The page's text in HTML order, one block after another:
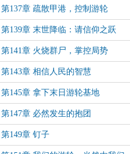
第137章 疏散甲港，控制游轮
第139章 末世降临：请信仰之跃
吧！
第141章 火烧群尸，掌控局势
第143章 相信人民的智慧
第145章 拿下末日游轮基地
第147章 必然发生的抱团
第149章 钉子